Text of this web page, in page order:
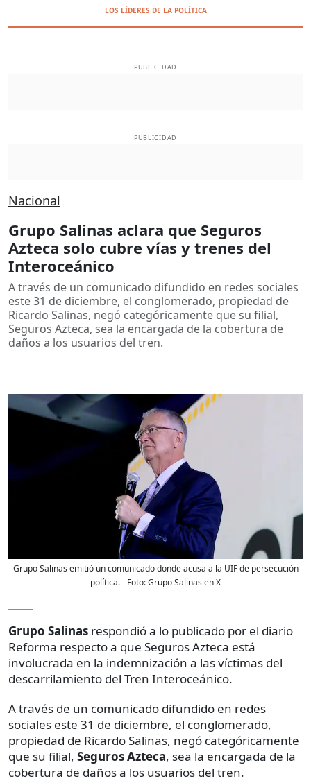
LOS LÍDERES DE LA POLÍTICA
PUBLICIDAD
PUBLICIDAD
Nacional
Grupo Salinas aclara que Seguros
Azteca solo cubre vías y trenes del
Interoceánico
A través de un comunicado difundido en redes sociales
este 31 de diciembre, el conglomerado, propiedad de
Ricardo Salinas, negó categóricamente que su filial,
Seguros Azteca, sea la encargada de la cobertura de
daños a los usuarios del tren.
Grupo Salinas emitió un comunicado donde acusa a la UIF de persecución
política.- Foto:Grupo Salinas en X
Grupo Salinas respondió a lo publicado por el diario
Reforma respecto a que Seguros Azteca está
involucrada en la indemnización a las víctimas del
descarrilamiento del Tren Interoceánico.
A través de un comunicado difundido en redes
sociales este 31 de diciembre, el conglomerado,
propiedad de Ricardo Salinas, negó categóricamente
que su filial, Seguros Azteca, sea la encargada de la
cobertura de daños a los usuarios del tren.